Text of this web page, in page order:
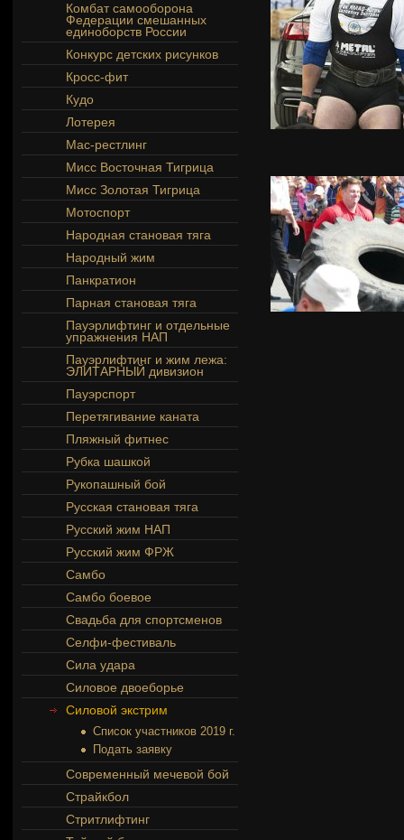
Комбат самооборона
Федерации смешанных
единоборств России
Конкурс детских рисунков
Кросс-фит
Кудо
Лотерея
Мас-рестлинг
Мисс Восточная Тигрица
Мисс Золотая Тигрица
Мотоспорт
Народная становая тяга
Народный жим
Панкратион
Парная становая тяга
Пауэрлифтинг и отдельные
упражнения НАП
Пауэрлифтинг и жим лежа:
ЭЛИТАРНЫЙ дивизион
Пауэрспорт
Перетягивание каната
Пляжный фитнес
Рубка шашкой
Рукопашный бой
Русская становая тяга
Русский жим НАП
Русский жим ФРЖ
Самбо
Самбо боевое
Свадьба для спортсменов
Селфи-фестиваль
Сила удара
Силовое двоеборье
Силовой экстрим
Список участников 2019 г.
Подать заявку
Современный мечевой бой
Страйкбол
Стритлифтинг